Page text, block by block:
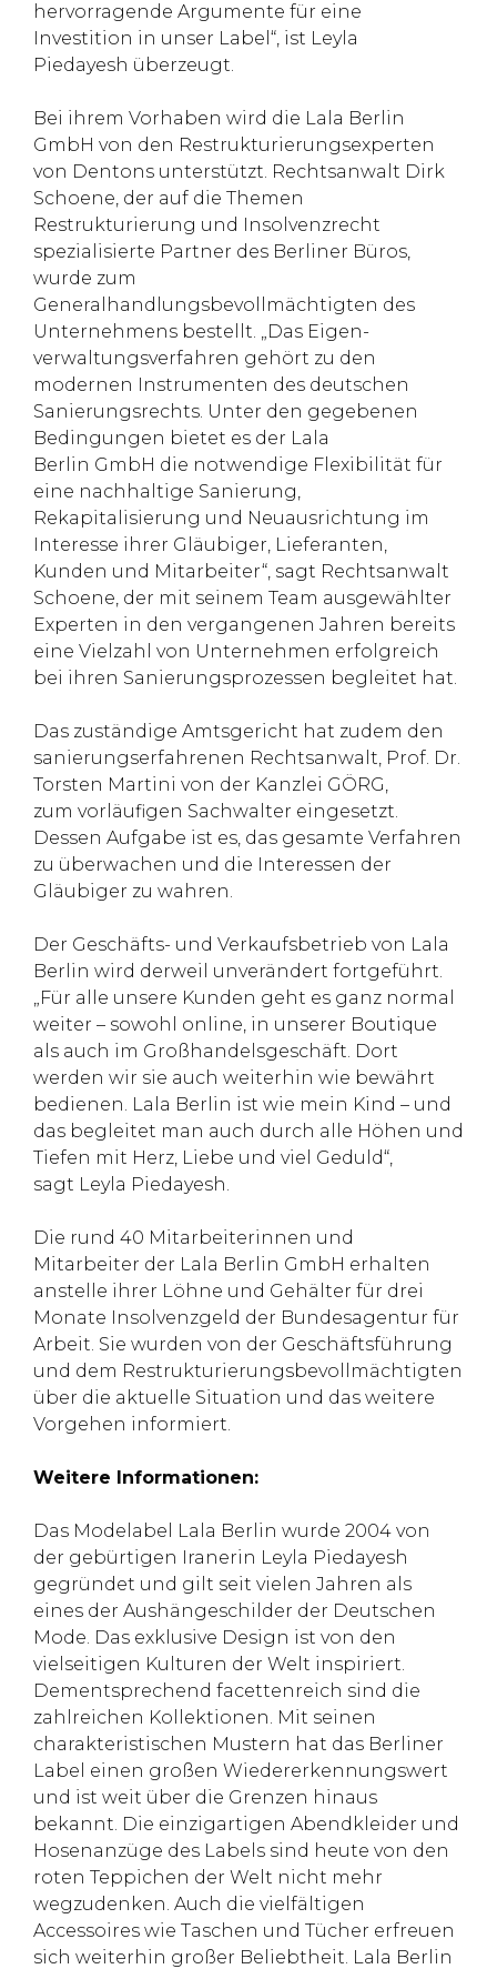
hervorragende Argumente für eine
Investition in unser Label“, ist Leyla
Piedayesh überzeugt.
Bei ihrem Vorhaben wird die Lala Berlin
GmbH von den Restrukturierungsexperten
von Dentons unterstützt. Rechtsanwalt Dirk
Schoene, der auf die Themen
Restrukturierung und Insolvenzrecht
spezialisierte Partner des Berliner Büros,
wurde zum
Generalhandlungsbevollmächtigten des
Unternehmens bestellt. „Das Eigen-
verwaltungs­­­­verfahren gehört zu den
modernen Instrumenten des deutschen
Sanierungsrechts. Unter den gegebenen
Bedingungen bietet es der Lala
Berlin GmbH die notwendige Flexibilität für
eine nachhaltige Sanierung,
Rekapitalisierung und Neuausrichtung im
Interesse ihrer Gläubiger, Lieferanten,
Kunden und Mitarbeiter“, sagt Rechtsanwalt
Schoene, der mit seinem Team ausgewählter
Experten in den vergangenen Jahren bereits
eine Vielzahl von Unternehmen erfolgreich
bei ihren Sanierungsprozessen begleitet hat.
Das zuständige Amtsgericht hat zudem den
sanierungserfahrenen Rechtsanwalt, Prof. Dr.
Torsten Martini von der Kanzlei GÖRG,
zum vorläufigen Sachwalter eingesetzt.
Dessen Aufgabe ist es, das gesamte Verfahren
zu überwachen und die Interessen der
Gläubiger zu wahren.
Der Geschäfts- und Verkaufsbetrieb von Lala
Berlin wird derweil unverändert fortgeführt.
„Für alle unsere Kunden geht es ganz normal
weiter – sowohl online, in unserer Boutique
als auch im Großhandelsgeschäft. Dort
werden wir sie auch weiterhin wie bewährt
bedienen. Lala Berlin ist wie mein Kind – und
das begleitet man auch durch alle Höhen und
Tiefen mit Herz, Liebe und viel Geduld“,
sagt Leyla Piedayesh.
Die rund 40 Mitarbeiterinnen und
Mitarbeiter der Lala Berlin GmbH erhalten
anstelle ihrer Löhne und Gehälter für drei
Monate Insolvenzgeld der Bundesagentur für
Arbeit. Sie wurden von der Geschäftsführung
und dem Restrukturierungsbevollmächtigten
über die aktuelle Situation und das weitere
Vorgehen informiert.
Weitere Informationen:
Das Modelabel Lala Berlin wurde 2004 von
der gebürtigen Iranerin Leyla Piedayesh
gegründet und gilt seit vielen Jahren als
eines der Aushängeschilder der Deutschen
Mode. Das exklusive Design ist von den
vielseitigen Kulturen der Welt inspiriert.
Dementsprechend facettenreich sind die
zahlreichen Kollektionen. Mit seinen
charakteristischen Mustern hat das Berliner
Label einen großen Wiedererkennungswert
und ist weit über die Grenzen hinaus
bekannt. Die einzigartigen Abendkleider und
Hosenanzüge des Labels sind heute von den
roten Teppichen der Welt nicht mehr
wegzudenken. Auch die vielfältigen
Accessoires wie Taschen und Tücher erfreuen
sich weiterhin großer Beliebtheit. Lala Berlin